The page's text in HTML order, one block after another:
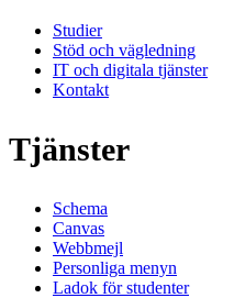
Studier
Stöd och vägledning
IT och digitala tjänster
Kontakt
Tjänster
Schema
Canvas
Webbmejl
Personliga menyn
Ladok för studenter